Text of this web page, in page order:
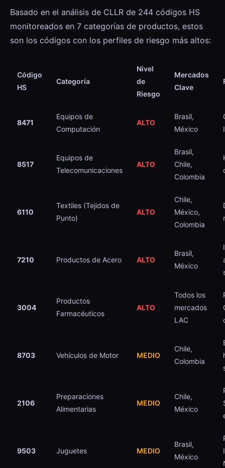
Basado en el análisis de CLLR de 244 códigos HS
monitoreados en 7 categorías de productos, estos
son los códigos con los perfiles de riesgo más altos:
Código
HS
Categoría
Nivel
de
Riesgo
Mercados
Clave
8471
Equipos de
Computación
ALTO
Brasil,
México
8517
Equipos de
Telecomunicaciones
ALTO
Brasil,
Chile,
Colombia
6110
Textiles (Tejidos de
Punto)
ALTO
Chile,
México,
Colombia
7210 Productos de Acero ALTO
Brasil,
México
3004
Productos
Farmacéuticos
ALTO
Todos los
mercados
LAC
8703 Vehículos de Motor MEDIO
Chile,
Colombia
2106
Preparaciones
Alimentarias
MEDIO
Chile,
México
9503 Juguetes MEDIO
Brasil,
México